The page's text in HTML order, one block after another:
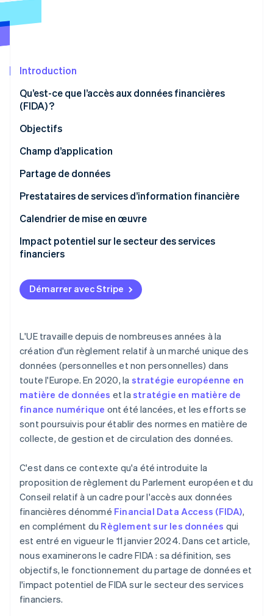
Radar
Constitution de start-up
Élimination du carbone
Vérification de l'identité
Stripe Sessions 2026
Regarder la vidéo
Stripe App Marketplace
Introduction
Qu’est-ce que l’accès aux données financières
(FIDA) ?
Objectifs
Champ d’application
Partage de données
Obligations des détenteurs de données
Obligations des utilisateurs de données
Prestataires de services d’information financière
Calendrier de mise en œuvre
Impact potentiel sur le secteur des services
financiers
Démarrer avec Stripe
L'UE travaille depuis de nombreuses années à la
création d'un règlement relatif à un marché unique des
données (personnelles et non personnelles) dans
toute l'Europe. En 2020, la stratégie européenne en
matière de données et lastratégie en matière de
finance numérique ont été lancées, et les efforts se
sont poursuivis pour établir des normes en matière de
collecte, de gestion et de circulation des données.
C'est dans ce contexte qu'a été introduite la
proposition de règlement du Parlement européen et du
Conseil relatif à un cadre pour l'accès aux données
financières dénommé Financial Data Access (FIDA),
en complément du Règlement sur les données qui
est entré en vigueur le 11 janvier 2024. Dans cet article,
nous examinerons le cadre FIDA : sa définition, ses
objectifs, le fonctionnement du partage de données et
l'impact potentiel de FIDA sur le secteur des services
financiers.